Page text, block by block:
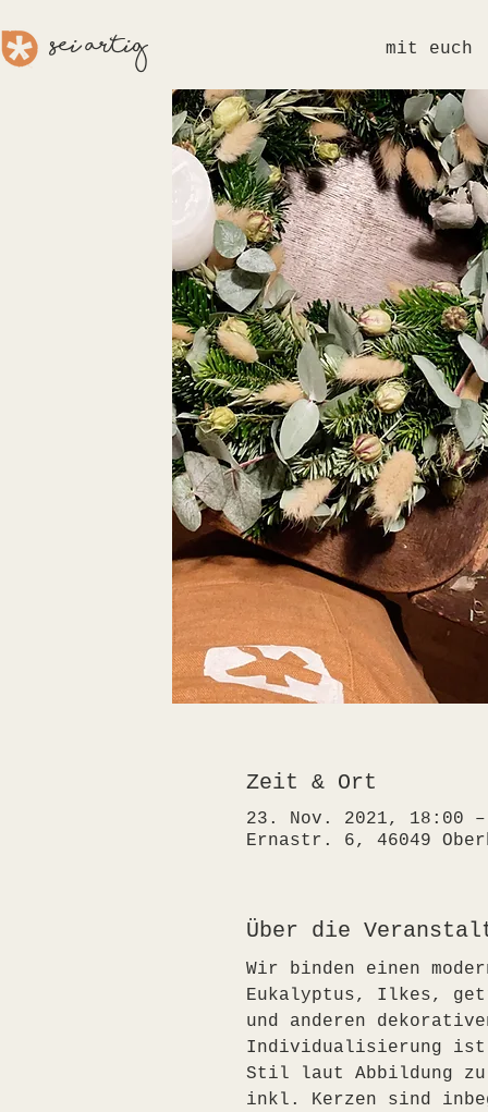
mit euch
sei aRTig
Zeit & Ort
23. Nov. 2021, 18:00 –
Ernastr. 6, 46049
Über die
Wir binden einen
Eukalyptus, Ilkes,
und anderen
Individualisierung
Stil laut Abbildung
inkl. Kerzen sind